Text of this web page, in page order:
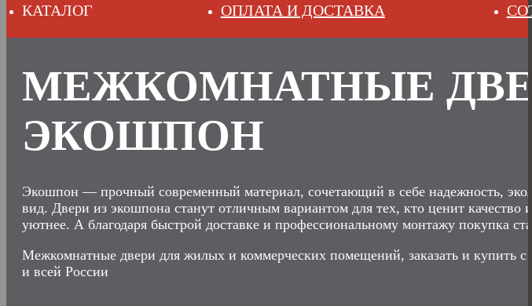
КАТАЛОГ ОПЛАТА И ДОСТАВКА
МЕЖКОМНАТНЫЕ
ЭКОШПОН
Экошпон — прочный современный материал, сочетающий в себе надежность,
вид. Двери из экошпона станут отличным вариантом для тех, кто ценит качество и
уютнее. А благодаря быстрой доставке и профессиональному монтажу покупка
Межкомнатные двери для жилых и коммерческих помещений, заказать и купить с
и всей России